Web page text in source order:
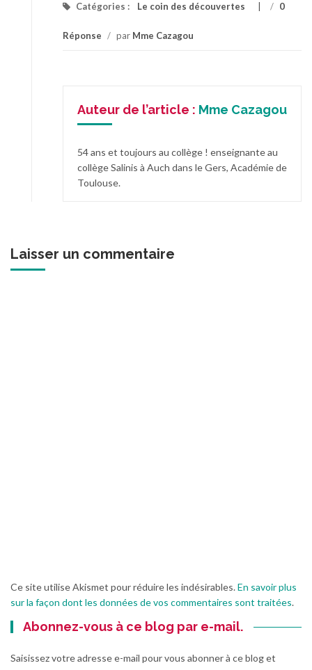
Catégories : Le coin des découvertes / 0
Réponse / par Mme Cazagou
Auteur de l’article : Mme Cazagou
54 ans et toujours au collège ! enseignante au
collège Salinis à Auch dans le Gers, Académie de
Toulouse.
Laisser un commentaire
Ce site utilise Akismet pour réduire les indésirables.En savoir plus
sur la façon dont les données de vos commentaires sont traitées.
Abonnez-vous à ce blog par e-mail.
Saisissez votre adresse e-mail pour vous abonner à ce blog et